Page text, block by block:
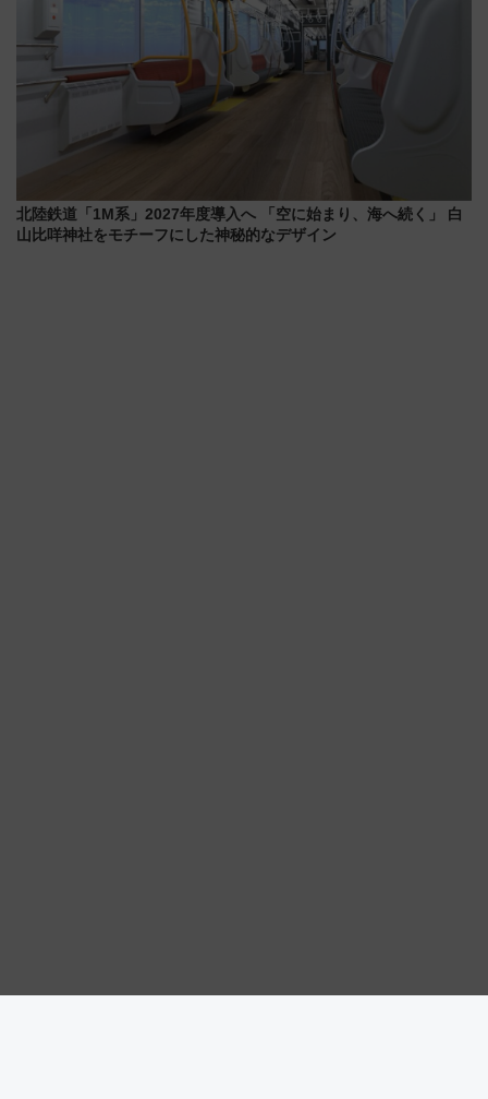
北陸鉄道「1M系」2027年度導入へ 「空に始まり、海へ続く」 白
山比咩神社をモチーフにした神秘的なデザイン